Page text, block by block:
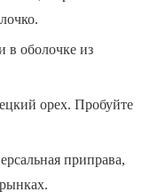
в оболочке из
орех. Пробуйте
приправа,